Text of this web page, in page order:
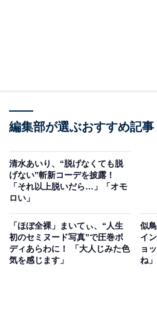
編集部が選ぶおすすめ記事
清水あいり、“脱げなくても脱
げない”斬新コーデを披露！
「それ以上脱いだら…」「オモ
ロい」
「ほぼ全裸」まいてぃ、“人生
初のセミヌード写真”で圧巻ボ
ディあらわに！ 「大人じみた色
気を感じます」
似
イ
ョ
ね